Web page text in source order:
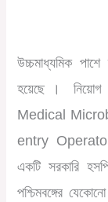
উচ্চমাধ্যমিক পাশে
হয়েছে ।
নিয়োগ
Medical
entry
একটি সরকারি
পশ্চিমবঙ্গের যেকোনো